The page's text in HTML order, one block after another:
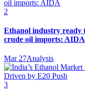
2
Ethanol industry ready
crude oil imports: AIDA
Mar 27Analysis
3